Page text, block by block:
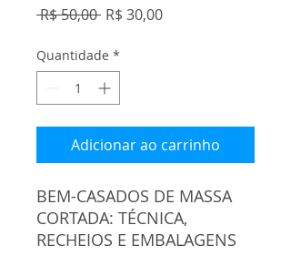
R$ 50,00 Preço
R$ 30,00Preço
Quantidade *
Adicionar ao carrinho
BEM-CASADOS DE MASSA
CORTADA: TÉCNICA,
RECHEIOS E EMBALAGENS